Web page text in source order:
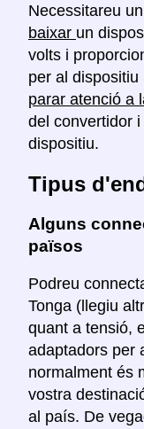
Necessitareu un
baixar un
volts i
per al
parar atenció a
del convertidor i
dispositiu.
Tipus
Alguns
països
Podreu
Tonga (llegiu
quant a tensió,
adaptadors per
normalment és
vostra
al país. De